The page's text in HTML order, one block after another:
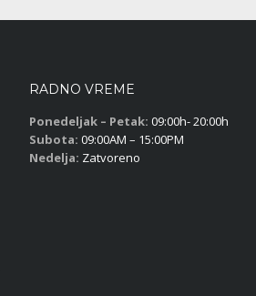
RADNO VREME
Ponedeljak – Petak: 09:00h- 20:00h
Subota: 09:00AM – 15:00PM
Nedelja: Zatvoreno